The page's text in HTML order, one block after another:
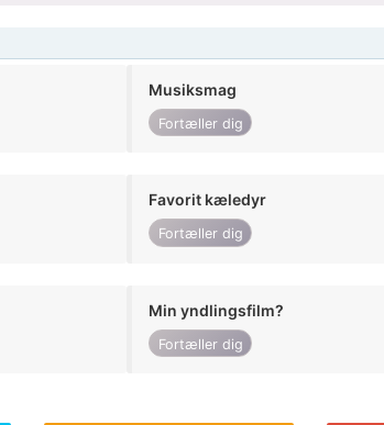
Musiksmag
Fortæller dig
Favorit kæledyr
Fortæller dig
Min yndlingsfilm?
Fortæller dig